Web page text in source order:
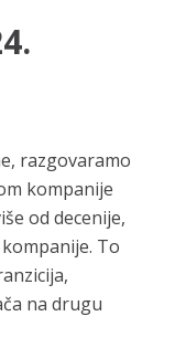
razgovaramo
kompanije
od decenije,
To
na drugu